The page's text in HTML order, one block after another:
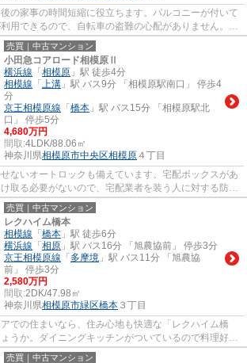
の家事の時間短縮に役立ちます。バルコニーが付いて
用できるので、自転車の盗難の心配がありません。中
内もきれいな一押しの...
売買｜中古マンション
小田急コアロード相模原Ⅱ
横浜線 「 相模原 」駅 徒歩4分
相模線 「 上溝 」駅 バス9分 「相模原駅南口」 停歩4
分
京王相模原線 「 橋本 」駅 バス15分 「相模原駅北
口」 停歩5分
4,680万円
間取:4LDK/88.06㎡
神奈川県相模原市中央区相模原 ４丁目
ないオートロックも備えています。宅配ボックスがあ
取る必要がないので、宅配業者を装う人に対する防犯
きます。築24年の中古...
売買｜中古マンション
レクハイム橋本
相模線 「 橋本 」駅 徒歩6分
横浜線 「 相原 」駅 バス16分 「旭農協前」 停歩3分
京王相模原線 「 多摩境 」駅 バス11分 「旭農協
前」 停歩3分
2,580万円
間取:2DK/47.98㎡
神奈川県相模原市緑区橋本 ３丁目
での住まいなら、住み心地も快適な「レクハイム橋
うか。ダイニングキッチンがついているので料理好き
。専有面積47.98平米なの...
売買｜中古マンション